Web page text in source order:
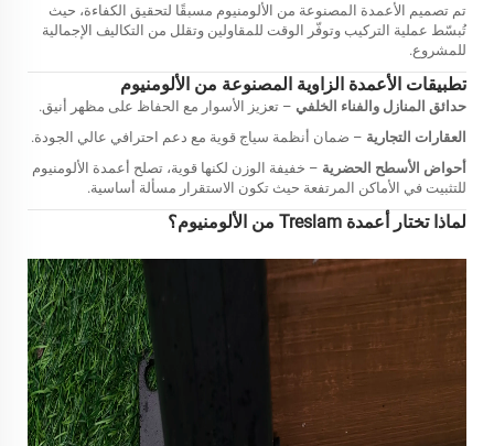
تم تصميم الأعمدة المصنوعة من الألومنيوم مسبقًا لتحقيق الكفاءة، حيث
تُبسّط عملية التركيب وتوفّر الوقت للمقاولين وتقلل من التكاليف الإجمالية
للمشروع.
تطبيقات الأعمدة الزاوية المصنوعة من الألومنيوم
حدائق المنازل والفناء الخلفي – تعزيز الأسوار مع الحفاظ على مظهر أنيق.
العقارات التجارية – ضمان أنظمة سياج قوية مع دعم احترافي عالي الجودة.
أحواض الأسطح الحضرية – خفيفة الوزن لكنها قوية، تصلح أعمدة الألومنيوم
للتثبيت في الأماكن المرتفعة حيث تكون الاستقرار مسألة أساسية.
لماذا تختار أعمدة Treslam من الألومنيوم؟